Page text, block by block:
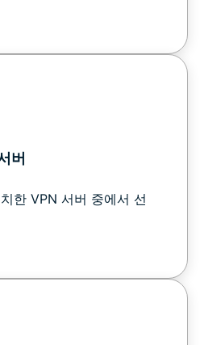
버
한 VPN 서버 중에서 선